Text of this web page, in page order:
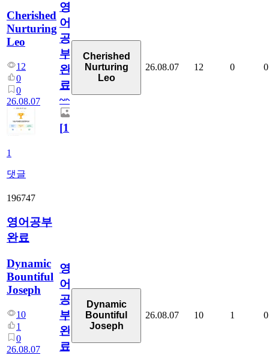
Cherished
Nurturing
Leo
12
0
0
26.08.07
1
댓글
영
어
공
부
완
료
~~
[1]
Cherished
Nurturing
Leo
26.08.07 12 0 0
196747
영어공부
완료
Dynamic
Bountiful
Joseph
10
1
0
26.08.07
영
어
공
부
완
료
Dynamic
Bountiful
Joseph
26.08.07 10 1 0